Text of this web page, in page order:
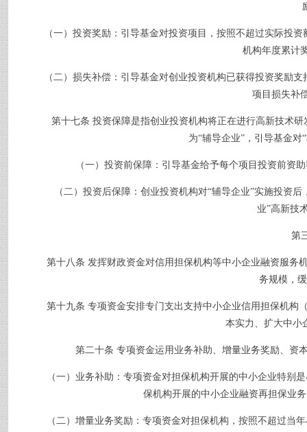
（一）投资奖励：引导基金对投资项目，按照不超过实际投资
机构年度累计
（二）损失补偿：引导基金对创业投资机构已获得投资奖励支
项目损失补
第十七条 投资保障是指创业投资机构将正在进行高新技术
为“辅导企业”，引导基金
（一）投资前保障：引导基金给予每个项目投资前资助
（二）投资后保障：创业投资机构对“辅导企业”实施投资后
业”高新技
第
第十八条 发挥财政资金对信用担保机构等中小企业融资服务
务规模，
第十九条 专项资金安排专门支出支持中小企业信用担保机构
本实力、扩大中小
第二十条 专项资金运用业务补助、增量业务奖励、资
（一）业务补助：专项资金对担保机构开展的中小企业特别是
保机构开展的中小企业融资再担保业
（二）增量业务奖励：专项资金对担保机构，按照不超过当年